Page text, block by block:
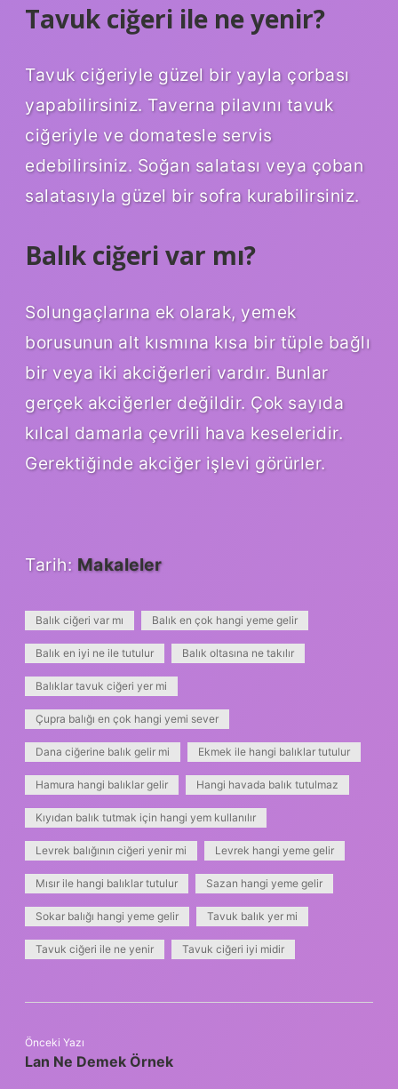
Tavuk ciğeri ile ne yenir?
Tavuk ciğeriyle güzel bir yayla çorbası
yapabilirsiniz. Taverna pilavını tavuk
ciğeriyle ve domatesle servis
edebilirsiniz. Soğan salatası veya çoban
salatasıyla güzel bir sofra kurabilirsiniz.
Balık ciğeri var mı?
Solungaçlarına ek olarak, yemek
borusunun alt kısmına kısa bir tüple bağlı
bir veya iki akciğerleri vardır. Bunlar
gerçek akciğerler değildir. Çok sayıda
kılcal damarla çevrili hava keseleridir.
Gerektiğinde akciğer işlevi görürler.
Tarih: Makaleler
Balık ciğeri var mı Balık en çok hangi yeme gelir
Balık en iyi ne ile tutulur Balık oltasına ne takılır
Balıklar tavuk ciğeri yer mi
Çupra balığı en çok hangi yemi sever
Dana ciğerine balık gelir mi Ekmek ile hangi balıklar tutulur
Hamura hangi balıklar gelir Hangi havada balık tutulmaz
Kıyıdan balık tutmak için hangi yem kullanılır
Levrek balığının ciğeri yenir mi Levrek hangi yeme gelir
Mısır ile hangi balıklar tutulur Sazan hangi yeme gelir
Sokar balığı hangi yeme gelir Tavuk balık yer mi
Tavuk ciğeri ile ne yenir Tavuk ciğeri iyi midir
Önceki Yazı
Lan Ne Demek Örnek